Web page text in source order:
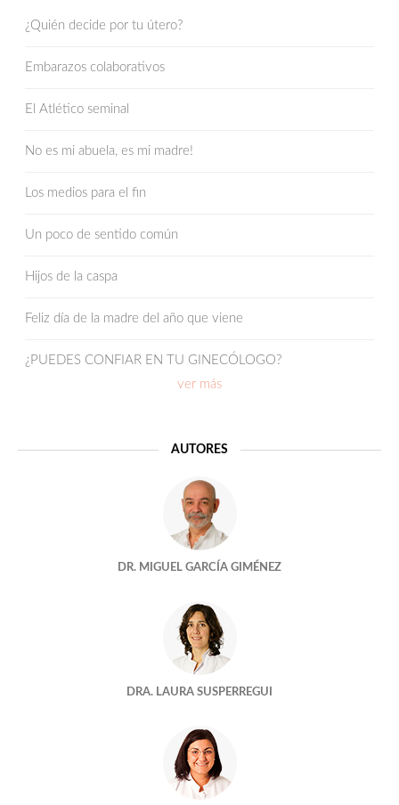
¿Quién decide por tu útero?
Embarazos colaborativos
El Atlético seminal
No es mi abuela, es mi madre!
Los medios para el fin
Un poco de sentido común
Hijos de la caspa
Feliz día de la madre del año que viene
¿PUEDES CONFIAR EN TU GINECÓLOGO?
La seguridad en los laboratorios de reproducción asistida
Y A ELLOS, ¿TAMBIÉN “SE LES PASA EL ARROZ”?
Cuando Juno conoció a Izumo
Demasiado tarde para ser madre
Una bloguera en reproducción
ADOPTAR UN EMBRION
ESTABA TODO AHÍ Y NO NOS HABÍAMOS ENTERADO
¿No nos embarazamos porque estamos estresados?
ver más
AUTORES
DR. MIGUEL GARCÍA GIMÉNEZ
DRA. LAURA SUSPERREGUI